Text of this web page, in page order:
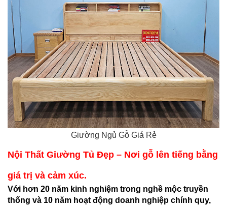
Giường Ngủ Gỗ Giá Rẻ
Nội Thất Giường Tủ Đẹp – Nơi gỗ lên tiếng bằng
giá trị và cảm xúc.
Với hơn 20 năm kinh nghiệm trong nghề mộc truyền
thống và 10 năm hoạt động doanh nghiệp chính quy,